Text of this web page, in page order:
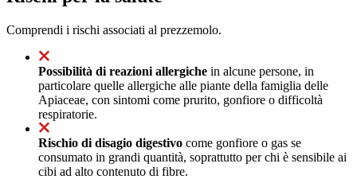
Comprendi i rischi associati al prezzemolo.
Possibilità di reazioni allergiche in alcune persone, in
particolare quelle allergiche alle piante della famiglia delle
Apiaceae, con sintomi come prurito, gonfiore o difficoltà
respiratorie.
Rischio di disagio digestivo come gonfiore o gas se
consumato in grandi quantità, soprattutto per chi è sensibile ai
cibi ad alto contenuto di fibre.